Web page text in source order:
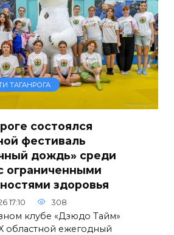
ТАГАНРОГА
состоялся
фестиваль
дождь» среди
ограниченными
здоровья
17:10 308
клубе «Дзюдо Тайм»
областной ежегодный